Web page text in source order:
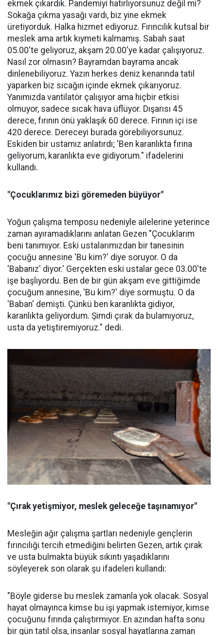
ekmek çıkardık. Pandemiyi hatırlıyorsunuz değil mi?
Sokağa çıkma yasağı vardı, biz yine ekmek
üretiyorduk. Halka hizmet ediyoruz. Fırıncılık kutsal bir
meslek ama artık kıymeti kalmamış. Sabah saat
05.00'te geliyoruz, akşam 20.00'ye kadar çalışıyoruz.
Nasıl zor olmasın? Bayramdan bayrama ancak
dinlenebiliyoruz. Yazın herkes deniz kenarında tatil
yaparken biz sıcağın içinde ekmek çıkarıyoruz.
Yanımızda vantilatör çalışıyor ama hiçbir etkisi
olmuyor, sadece sıcak hava üflüyor. Dışarısı 45
derece, fırının önü yaklaşık 60 derece. Fırının içi ise
420 derece. Dereceyi burada görebiliyorsunuz.
Eskiden bir ustamız anlatırdı; 'Ben karanlıkta fırına
geliyorum, karanlıkta eve gidiyorum." ifadelerini
kullandı.
"Çocuklarımız bizi göremeden büyüyor"
Yoğun çalışma temposu nedeniyle ailelerine yeterince
zaman ayıramadıklarını anlatan Gezen "Çocuklarım
beni tanımıyor. Eski ustalarımızdan bir tanesinin
çocuğu annesine 'Bu kim?' diye soruyor. O da
'Babanız' diyor.' Gerçekten eski ustalar gece 03.00'te
işe başlıyordu. Ben de bir gün akşam eve gittiğimde
çocuğum annesine, 'Bu kim?' diye sormuştu. O da
'Baban' demişti. Çünkü ben karanlıkta gidiyor,
karanlıkta geliyordum. Şimdi çırak da bulamıyoruz,
usta da yetiştiremiyoruz." dedi.
"Çırak yetişmiyor, meslek geleceğe taşınamıyor"
Mesleğin ağır çalışma şartları nedeniyle gençlerin
fırıncılığı tercih etmediğini belirten Gezen, artık çırak
ve usta bulmakta büyük sıkıntı yaşadıklarını
söyleyerek son olarak şu ifadeleri kullandı:
"Böyle giderse bu meslek zamanla yok olacak. Sosyal
hayat olmayınca kimse bu işi yapmak istemiyor, kimse
çocuğunu fırında çalıştırmıyor. En azından hafta sonu
bir gün tatil olsa, insanlar sosyal hayatlarına zaman